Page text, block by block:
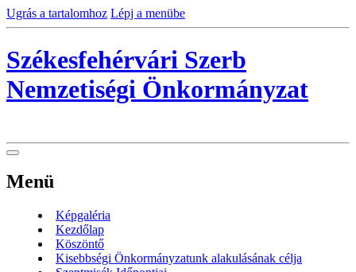
Ugrás a tartalomhoz Lépj a menübe
Székesfehérvári Szerb
Nemzetiségi Önkormányzat
Menü
Képgaléria
Kezdőlap
Köszöntő
Kisebbségi Önkormányzatunk alakulásának célja